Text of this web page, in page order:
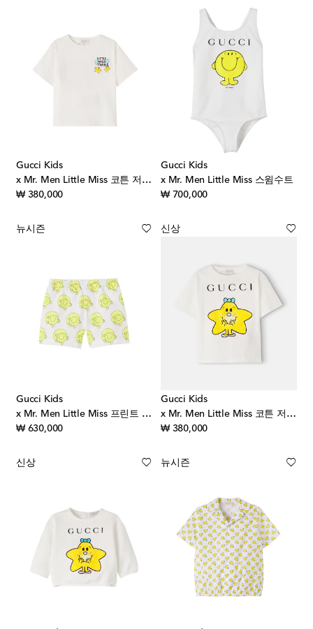
Gucci Kids
x Mr. Men Little Miss 코튼 저지 티셔츠
₩ 380,000original price
Gucci Kids
x Mr. Men Little Miss 스윔수트
₩ 700,000original price
뉴시즌
Gucci Kids
x Mr. Men Little Miss 프린트 스윔 쇼츠
₩ 630,000original price
신상
Gucci Kids
x Mr. Men Little Miss 코튼 저지 티셔츠
₩ 380,000original price
신상 뉴시즌